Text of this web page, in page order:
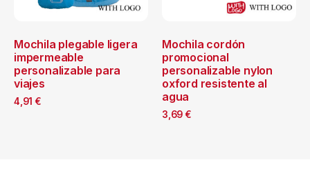
Mochila plegable ligera
impermeable
personalizable para
viajes
4,91 €
Mochila cordón
promocional
personalizable nylon
oxford resistente al
agua
3,69 €